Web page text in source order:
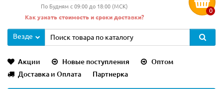
По Будням с 09:00 до 18:00 (МСК)
Как узнать стоимость и сроки доставки?
0
Везде
Акции Новые поступления
Оптом
Доставка и Оплата
Партнерка